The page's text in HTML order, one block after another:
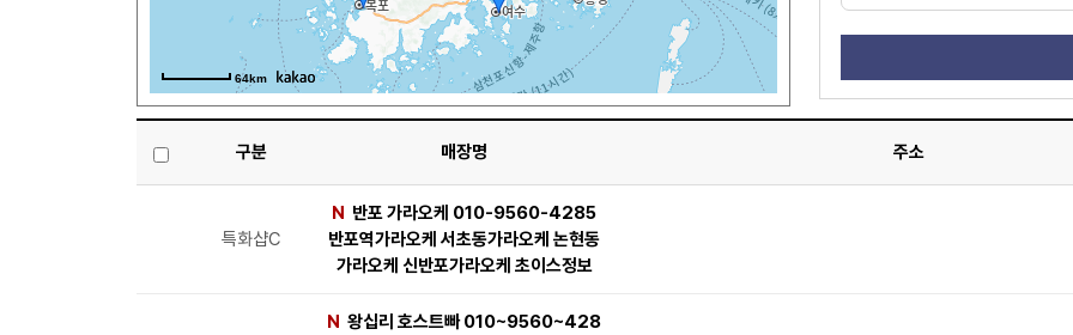
64km
구분 매장명 주소
특화샵C
N 반포 가라오케 010-9560-4285
반포역가라오케 서초동가라오케 논현동
가라오케 신반포가라오케 초이스정보
N 왕십리 호스트빠 010~9560~428